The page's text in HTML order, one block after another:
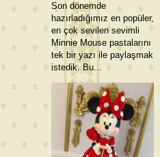
Son dönemde
hazırladığımız en popüler,
en çok sevilen sevimli
Minnie Mouse pastalarını
tek bir yazı ile paylaşmak
istedik. Bu...